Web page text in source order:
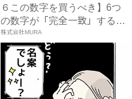
６この数字を買うべき】6つ
の数字が「完全一致」する
方...
株式会社MURA